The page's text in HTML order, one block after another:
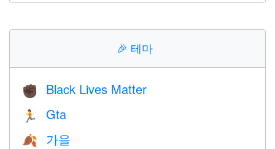
🎉 테마
✊🏿 Black Lives Matter
🏃 Gta
🍂 가을